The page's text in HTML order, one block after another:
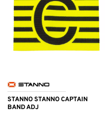
STANNO STANNO CAPTAIN
BAND ADJ